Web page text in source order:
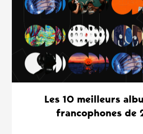
Les 10 meilleurs
francophones de